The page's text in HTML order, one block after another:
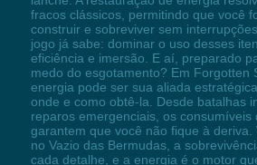
fracos clássicos, permitindo que você
construir e sobreviver sem
jogo já sabe: dominar o uso desses
eficiência e imersão. E aí, preparado
medo do esgotamento? Em Forgotten
energia pode ser sua aliada
onde e como obtê-la. Desde batalhas
reparos emergenciais, os consumíveis
garantem que você não fique à deriva.
no Vazio das Bermudas, a
cada detalhe, e a energia é o motor